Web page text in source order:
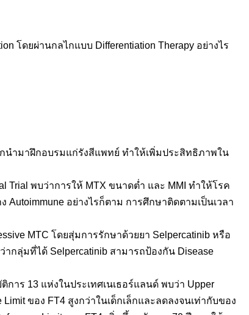
โดยผ่านกลไกแบบ Differentiation Therapy อย่างไร
นำมาฝึกอบรมแก่รังสีแพทย์ ทำให้เพิ่มประสิทธิภาพใน
Trial พบว่าการให้ MTX ขนาดต่ำ และ MMI ทำให้โรค
Autoimmune อย่างไรก็ตาม การศึกษาติดตามเป็นเวลา
MTC โดยสุ่มการรักษาด้วยยา Selpercatinib หรือ
ากลุ่มที่ได้ Selpercatinib สามารถป้องกัน Disease
าร 13 แห่งในประเทศเนเธอร์แลนด์ พบว่า Upper
ของ FT4 สูงกว่าในเด็กเล็กและลดลงจนเท่ากับของ